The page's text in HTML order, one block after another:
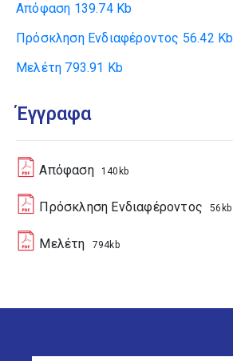
Απόφαση 139.74 Kb
Πρόσκληση Ενδιαφέροντος 56.42 Kb
Μελέτη 793.91 Kb
Έγγραφα
Απόφαση 140kb
Πρόσκληση Ενδιαφέροντος 56kb
Μελέτη 794kb